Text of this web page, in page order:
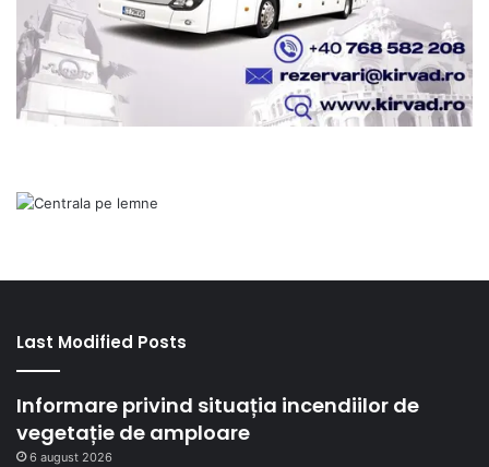
Last Modified Posts
Informare privind situația incendiilor de
vegetație de amploare
6 august 2026